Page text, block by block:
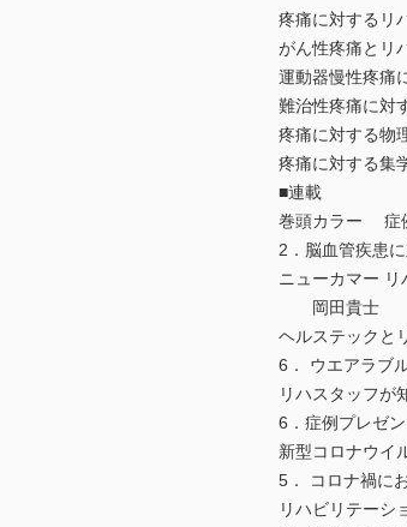
疼痛に対する
がん性疼痛と
運動器慢性疼
難治性疼痛に
疼痛に対する
疼痛に対する
■連載
巻頭カラー 症
2．脳血管疾患
ニューカマー
岡田貴士
ヘルステックと
6． ウエアラブ
リハスタッフが
6．症例プレゼ
新型コロナウイ
5． コロナ禍
リハビリテーシ